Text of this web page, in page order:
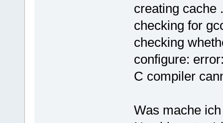
creating cache
checking for
checking
configure:
C compiler
Was mache